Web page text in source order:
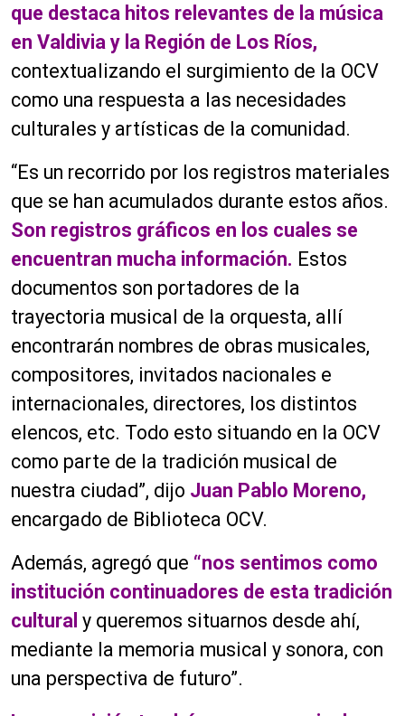
que destaca hitos relevantes de la música
en Valdivia y la Región de Los Ríos,
contextualizando el surgimiento de la OCV
como una respuesta a las necesidades
culturales y artísticas de la comunidad.
“Es un recorrido por los registros materiales
que se han acumulados durante estos años.
Son registros gráficos en los cuales se
encuentran mucha información. Estos
documentos son portadores de la
trayectoria musical de la orquesta, allí
encontrarán nombres de obras musicales,
compositores, invitados nacionales e
internacionales, directores, los distintos
elencos, etc. Todo esto situando en la OCV
como parte de la tradición musical de
nuestra ciudad”, dijo Juan Pablo Moreno,
encargado de Biblioteca OCV.
Además, agregó que “nos sentimos como
institución continuadores de esta tradición
cultural y queremos situarnos desde ahí,
mediante la memoria musical y sonora, con
una perspectiva de futuro”.